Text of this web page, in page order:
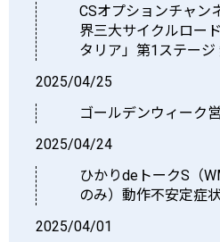
CSオプションチャン
界三大サイクルロー
タリア」第1ステー
2025/04/25
ゴールデンウィーク
2025/04/24
ひかりdeトークS（
のみ）動作不安定症
2025/04/01